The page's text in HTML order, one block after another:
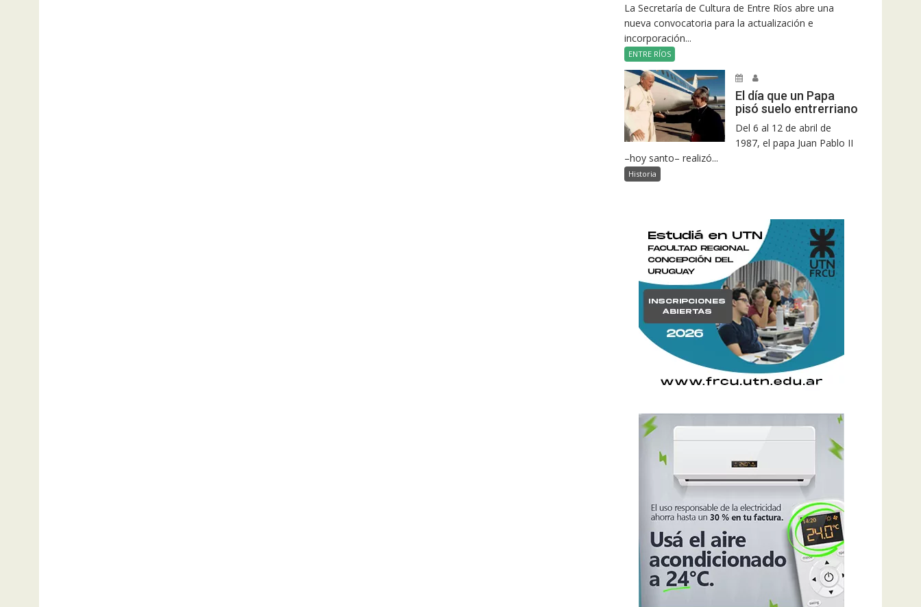
La Secretaría de Cultura de Entre Ríos abre una
nueva convocatoria para la actualización e
incorporación...
ENTRE RÍOS
El día que un Papa
pisó suelo entrerriano
Del 6 al 12 de abril de
1987, el papa Juan Pablo II
–hoy santo– realizó...
Historia